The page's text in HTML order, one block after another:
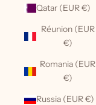
Qatar (EUR €)
Réunion (EUR
€)
Romania (EUR
€)
Russia (EUR €)